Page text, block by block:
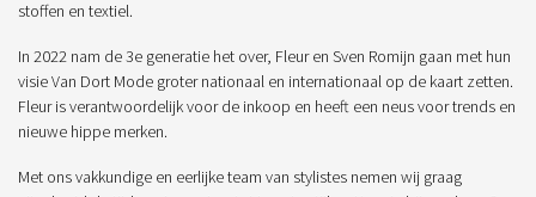
stoffen en textiel.
In 2022 nam de 3e generatie het over, Fleur en Sven Romijn gaan met hun
visie Van Dort Mode groter nationaal en internationaal op de kaart zetten.
Fleur is verantwoordelijk voor de inkoop en heeft een neus voor trends en
nieuwe hippe merken.
Met ons vakkundige en eerlijke team van stylistes nemen wij graag